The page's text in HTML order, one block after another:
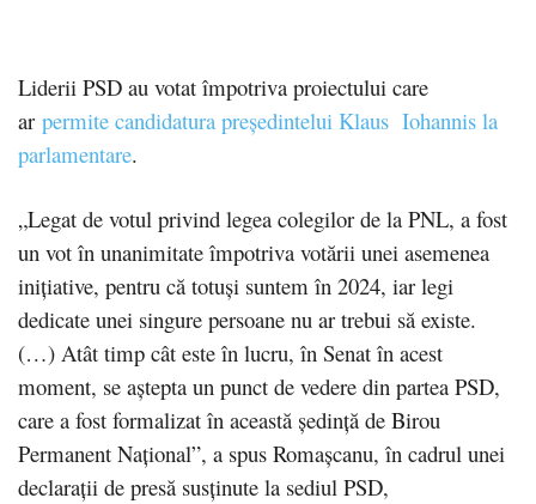
Liderii PSD au votat împotriva proiectului care
ar permite candidatura preşedintelui Klaus Iohannis la
parlamentare.
„Legat de votul privind legea colegilor de la PNL, a fost
un vot în unanimitate împotriva votării unei asemenea
iniţiative, pentru că totuşi suntem în 2024, iar legi
dedicate unei singure persoane nu ar trebui să existe.
(…) Atât timp cât este în lucru, în Senat în acest
moment, se aştepta un punct de vedere din partea PSD,
care a fost formalizat în această şedinţă de Birou
Permanent Naţional”, a spus Romaşcanu, în cadrul unei
declaraţii de presă susţinute la sediul PSD,